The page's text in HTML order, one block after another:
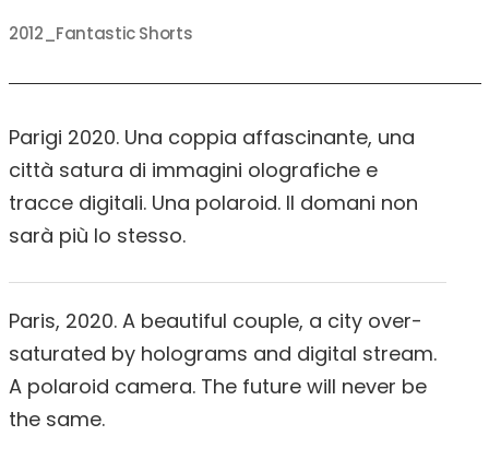
2012_Fantastic Shorts
Parigi 2020. Una coppia affascinante, una
città satura di immagini olografiche e
tracce digitali. Una polaroid. Il domani non
sarà più lo stesso.
Paris, 2020. A beautiful couple, a city over-
saturated by holograms and digital stream.
A polaroid camera. The future will never be
the same.